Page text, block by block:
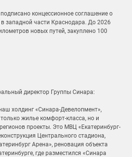
концессионное соглашение о
западной части Краснодара. До 2026
новых путей, закуплено 100
директор Группы Синара:
холдинг «Синара-Девелопмент»,
жилье комфорт-класса, но и
проекты. Это МВЦ «Екатеринбург-
Центрального стадиона,
Арена», реновация объекта
где разместился «Синара